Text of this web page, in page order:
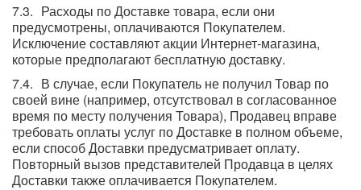
Расходы по Доставке товара, если они
предусмотрены, оплачиваются Покупателем.
Исключение составляют акции Интернет-магазина,
которые предполагают бесплатную доставку.
В случае, если Покупатель не получил Товар по
своей вине (например, отсутствовал в согласованное
время по месту получения Товара), Продавец вправе
требовать оплаты услуг по Доставке в полном объеме,
если способ Доставки предусматривает оплату.
Повторный вызов представителей Продавца в целях
Доставки также оплачивается Покупателем.